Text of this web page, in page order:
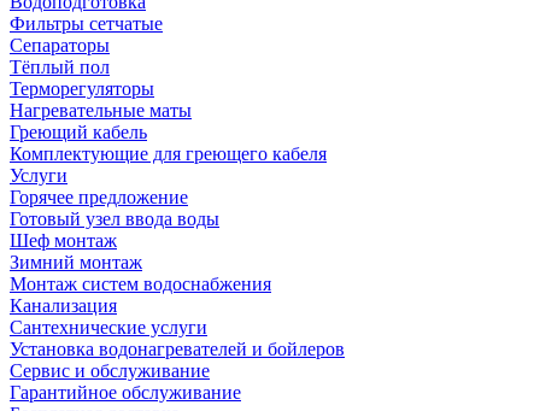
Фильтры сетчатые
Сепараторы
Тёплый пол
Терморегуляторы
Нагревательные маты
Греющий кабель
Комплектующие для греющего кабеля
Услуги
Горячее предложение
Готовый узел ввода воды
Шеф монтаж
Зимний монтаж
Монтаж систем водоснабжения
Канализация
Сантехнические услуги
Установка водонагревателей и бойлеров
Сервис и обслуживание
Гарантийное обслуживание